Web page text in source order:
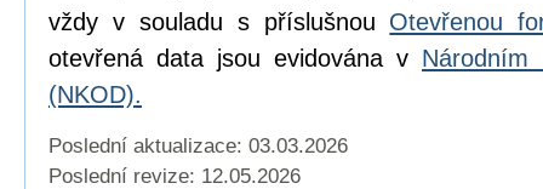
vždy v souladu s příslušnou Otevřenou
otevřená data jsou evidována v Národním
(NKOD).
Poslední aktualizace: 03.03.2026
Poslední revize: 12.05.2026